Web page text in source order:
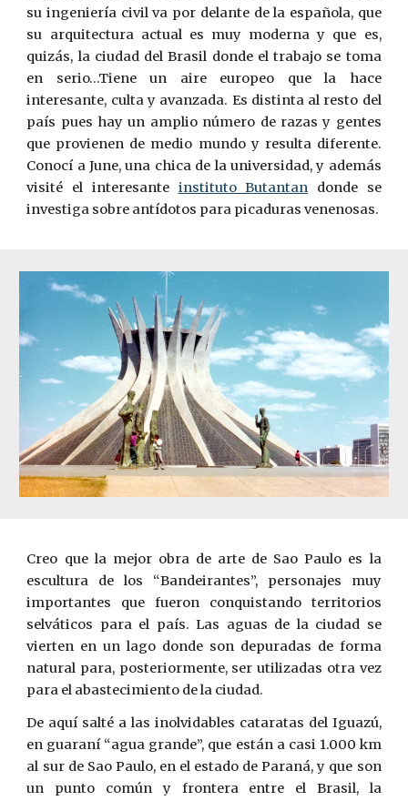
su ingeniería civil va por delante de la española, que
su arquitectura actual es muy moderna y que es,
quizás, la ciudad del Brasil donde el trabajo se toma
en serio…Tiene un aire europeo que la hace
interesante, culta y avanzada. Es distinta al resto del
país pues hay un amplio número de razas y gentes
que provienen de medio mundo y resulta diferente.
Conocí a June, una chica de la universidad, y además
visité el interesante instituto Butantan donde se
investiga sobre antídotos para picaduras venenosas.
Creo que la mejor obra de arte de Sao Paulo es la
escultura de los “Bandeirantes”, personajes muy
importantes que fueron conquistando territorios
selváticos para el país. Las aguas de la ciudad se
vierten en un lago donde son depuradas de forma
natural para, posteriormente, ser utilizadas otra vez
para el abastecimiento de la ciudad.
De aquí salté a las inolvidables cataratas del Iguazú,
en guaraní “agua grande”, que están a casi 1.000 km
al sur de Sao Paulo, en el estado de Paraná, y que son
un punto común y frontera entre el Brasil, la